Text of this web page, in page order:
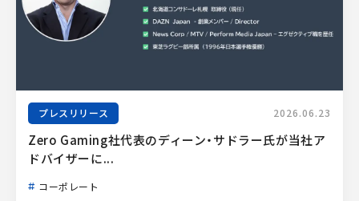
プレスリリース 2026.06.23
Zero Gaming社代表のディーン・サドラー氏が当社ア
ドバイザーに...
コーポレート